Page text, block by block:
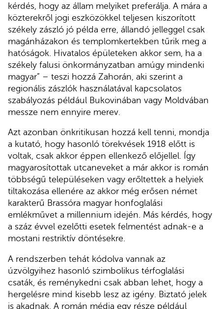
kérdés, hogy az állam melyiket preferálja. A mára a
közterekről jogi eszközökkel teljesen kiszorított
székely zászló jó példa erre, állandó jelleggel csak
magánházakon és templomkertekben tűrik meg a
hatóságok. Hivatalos épületeken akkor sem, ha a
székely falusi önkormányzatban amúgy mindenki
magyar” – teszi hozzá Zahorán, aki szerint a
regionális zászlók használatával kapcsolatos
szabályozás például Bukovinában vagy Moldvában
messze nem ennyire merev.
Azt azonban önkritikusan hozzá kell tenni, mondja
a kutató, hogy hasonló törekvések 1918 előtt is
voltak, csak akkor éppen ellenkező előjellel. Így
magyarosítottak utcaneveket a már akkor is román
többségű településeken vagy erőltettek a helyiek
tiltakozása ellenére az akkor még erősen német
karakterű Brassóra magyar honfoglalási
emlékművet a millennium idején. Más kérdés, hogy
a száz évvel ezelőtti esetek felmentést adnak-e a
mostani restriktív döntésekre.
A rendszerben tehát kódolva vannak az
úzvölgyihez hasonló szimbolikus térfoglalási
csaták, és reménykedni csak abban lehet, hogy a
hergelésre mind kisebb lesz az igény. Biztató jelek
is akadnak. A román média egy része például